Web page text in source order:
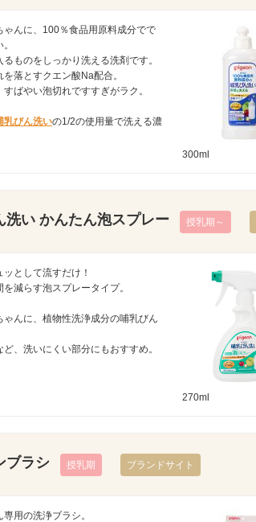
ゃんに、100％食品用原料成分でで
ものをしっかり洗える洗剤です。
落とすクエン酸Na配合。
ばやい泡切れですすぎがラク。
乳びん洗いの1/2の使用量で洗える濃
300ml
洗い かんたん泡スプレー 授乳期～
ッとして流すだけ！
減らす泡スプレータイプ。
ゃんに、植物性洗浄成分の哺乳びん
、洗いにくい部分にもおすすめ。
270ml
ブラシ 授乳期 ブランドサイト
用の洗浄ブラシ。